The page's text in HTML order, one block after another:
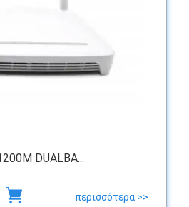
DUALBA...
περισσότερα >>